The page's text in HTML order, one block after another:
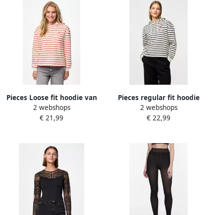
Pieces Loose fit hoodie van
katoenmix model 'CHILLI'
2 webshops
€ 21,99
Pieces regular fit hoodie
van katoenmix model
'CHILLI'
2 webshops
€ 22,99